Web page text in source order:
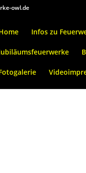
owl.de
Infos zu